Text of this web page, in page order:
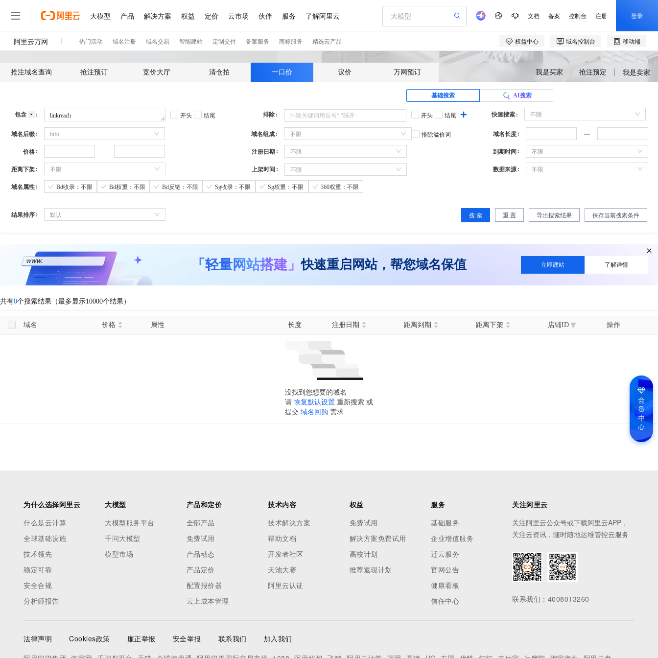
抢注域名查询 抢注预订 竞价大厅 清仓拍 一口价 议价 万网预订 我是买家 抢注预定 我是卖家
基础搜索 AI搜索
包含 开头 结尾 排除 开头 结尾 快速搜索 不限
域名后缀 info 域名组成 不限 排除溢价词 域名长度
价格 注册日期 不限 到期时间 不限
距离下架 不限 上架时间 不限 数据来源 不限
域名属性 Bd收录：不限 Bd权重：不限 Bd反链：不限 Sg收录：不限 Sg权重：不限 360权重：不限
结果排序 默认 搜 索 重 置 导出搜索结果 保存当前搜索条件
「轻量网站搭建」快速重启网站，帮您域名保值 立即建站 了解详情
共有0个搜索结果（最多显示10000个结果）
域名 价格 属性 长度 注册日期 距离到期 距离下架 店铺ID 操作
没找到您想要的域名
请 恢复默认设置 重新搜索 或
提交 域名回购 需求